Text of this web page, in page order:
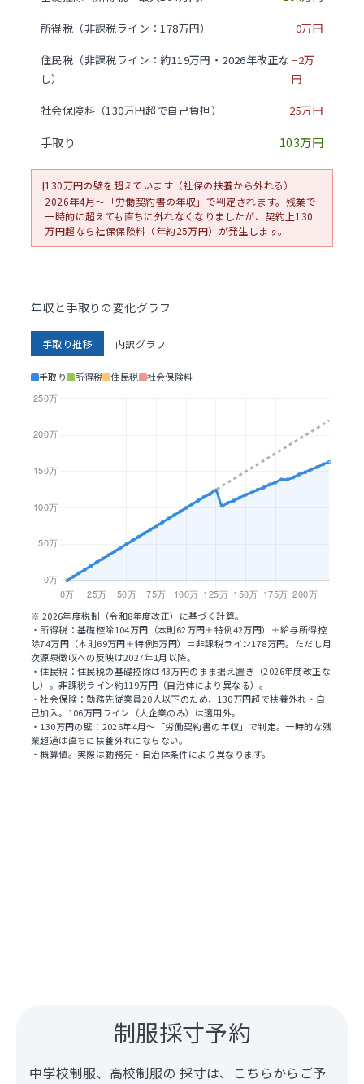
所得税（非課税ライン：178万円） 0万円
住民税（非課税ライン：約119万円・2026年改正な
し）
−2万
円
社会保険料（130万円超で自己負担） −25万円
手取り 103万円
!130万円の壁を超えています（社保の扶養から外れる）
2026年4月〜「労働契約書の年収」で判定されます。残業で
一時的に超えても直ちに外れなくなりましたが、契約上130
万円超なら社保保険料（年約25万円）が発生します。
年収と手取りの変化グラフ
手取り推移 内訳グラフ
手取り 所得税 住民税 社会保険料
※ 2026年度税制（令和8年度改正）に基づく計算。
・所得税：基礎控除104万円（本則62万円＋特例42万円）＋給与所得控
除74万円（本則69万円＋特例5万円）＝非課税ライン178万円。ただし月
次源泉徴収への反映は2027年1月以降。
・住民税：住民税の基礎控除は43万円のまま据え置き（2026年度改正な
し）。非課税ライン約119万円（自治体により異なる）。
・社会保険：勤務先従業員20人以下のため、130万円超で扶養外れ・自
己加入。106万円ライン（大企業のみ）は適用外。
・130万円の壁：2026年4月〜「労働契約書の年収」で判定。一時的な残
業超過は直ちに扶養外れにならない。
・概算値。実際は勤務先・自治体条件により異なります。
制服採寸予約
中学校制服、高校制服の 採寸は、こちらからご予